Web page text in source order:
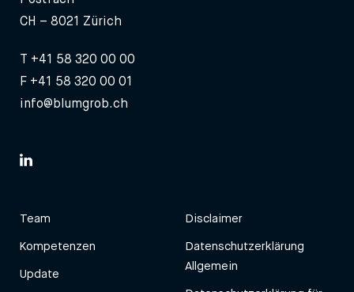
CH – 8021 Zürich
T +41 58 320 00 00
F +41 58 320 00 01
info@blumgrob.ch
Team
Kompetenzen
Update
Disclaimer
Datenschutzerklärung
Allgemein